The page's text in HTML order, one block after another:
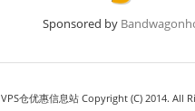
Sponsored by
VPS仓优惠信息站 Copyright (C) 2014. All